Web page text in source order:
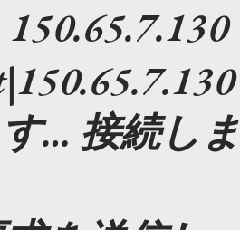
… 接続しま